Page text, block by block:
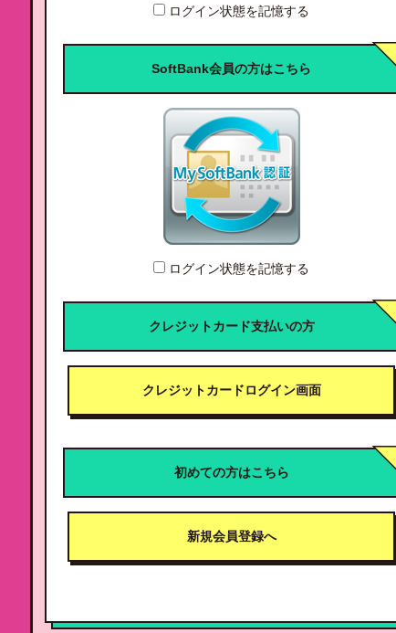
ログイン状態を記憶する
SoftBank会員の方はこちら
ログイン状態を記憶する
クレジットカード支払いの方
クレジットカードログイン画面
初めての方はこちら
新規会員登録へ